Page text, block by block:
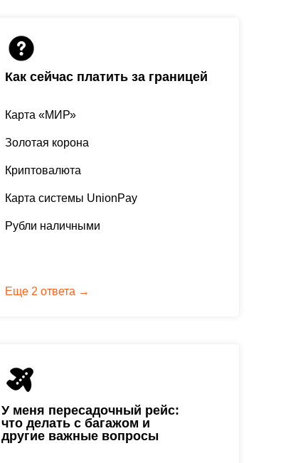
У меня пересадочный рейс:
что делать с багажом и
другие важные вопросы
Как сейчас платить за границей
Еще 2 ответа →
Криптовалюта
Карта «МИР»
Золотая корона
Карта системы UnionPay
Рубли наличными